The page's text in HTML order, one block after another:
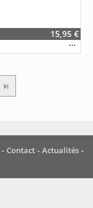
15,95 €
Contact
Actualités